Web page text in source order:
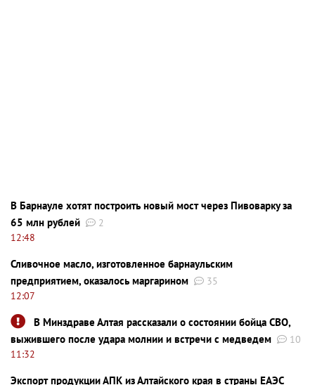
В Барнауле хотят построить новый мост через Пивоварку за
65 млн рублей
2
12:48
Сливочное масло, изготовленное барнаульским
предприятием, оказалось маргарином
35
12:07
В Минздраве Алтая рассказали о состоянии бойца СВО,
выжившего после удара молнии и встречи с медведем
10
11:32
Экспорт продукции АПК из Алтайского края в страны ЕАЭС